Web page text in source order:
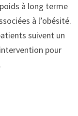
à long terme
à l’obésité.
suivent un
pour